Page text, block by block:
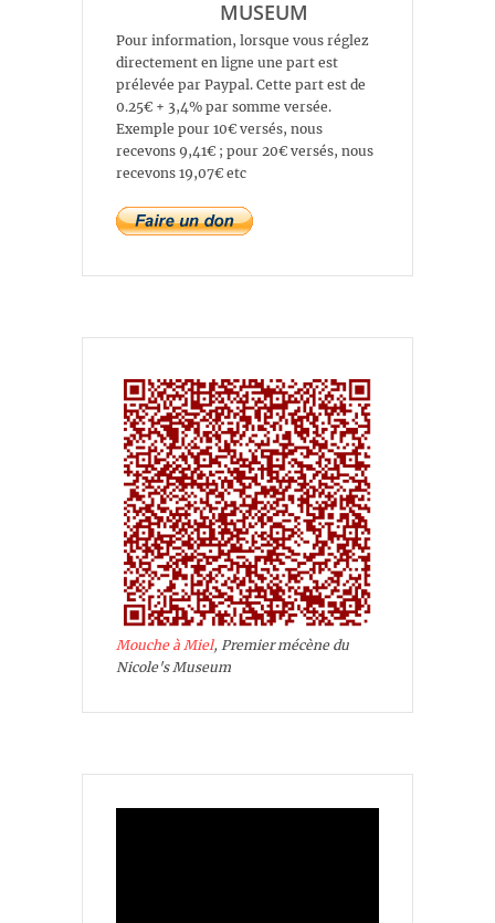
MUSEUM
Pour information, lorsque vous réglez
directement en ligne une part est
prélevée par Paypal. Cette part est de
0.25€ + 3,4% par somme versée.
Exemple pour 10€ versés, nous
recevons 9,41€ ; pour 20€ versés, nous
recevons 19,07€ etc
Mouche à Miel, Premier mécène du
Nicole's Museum